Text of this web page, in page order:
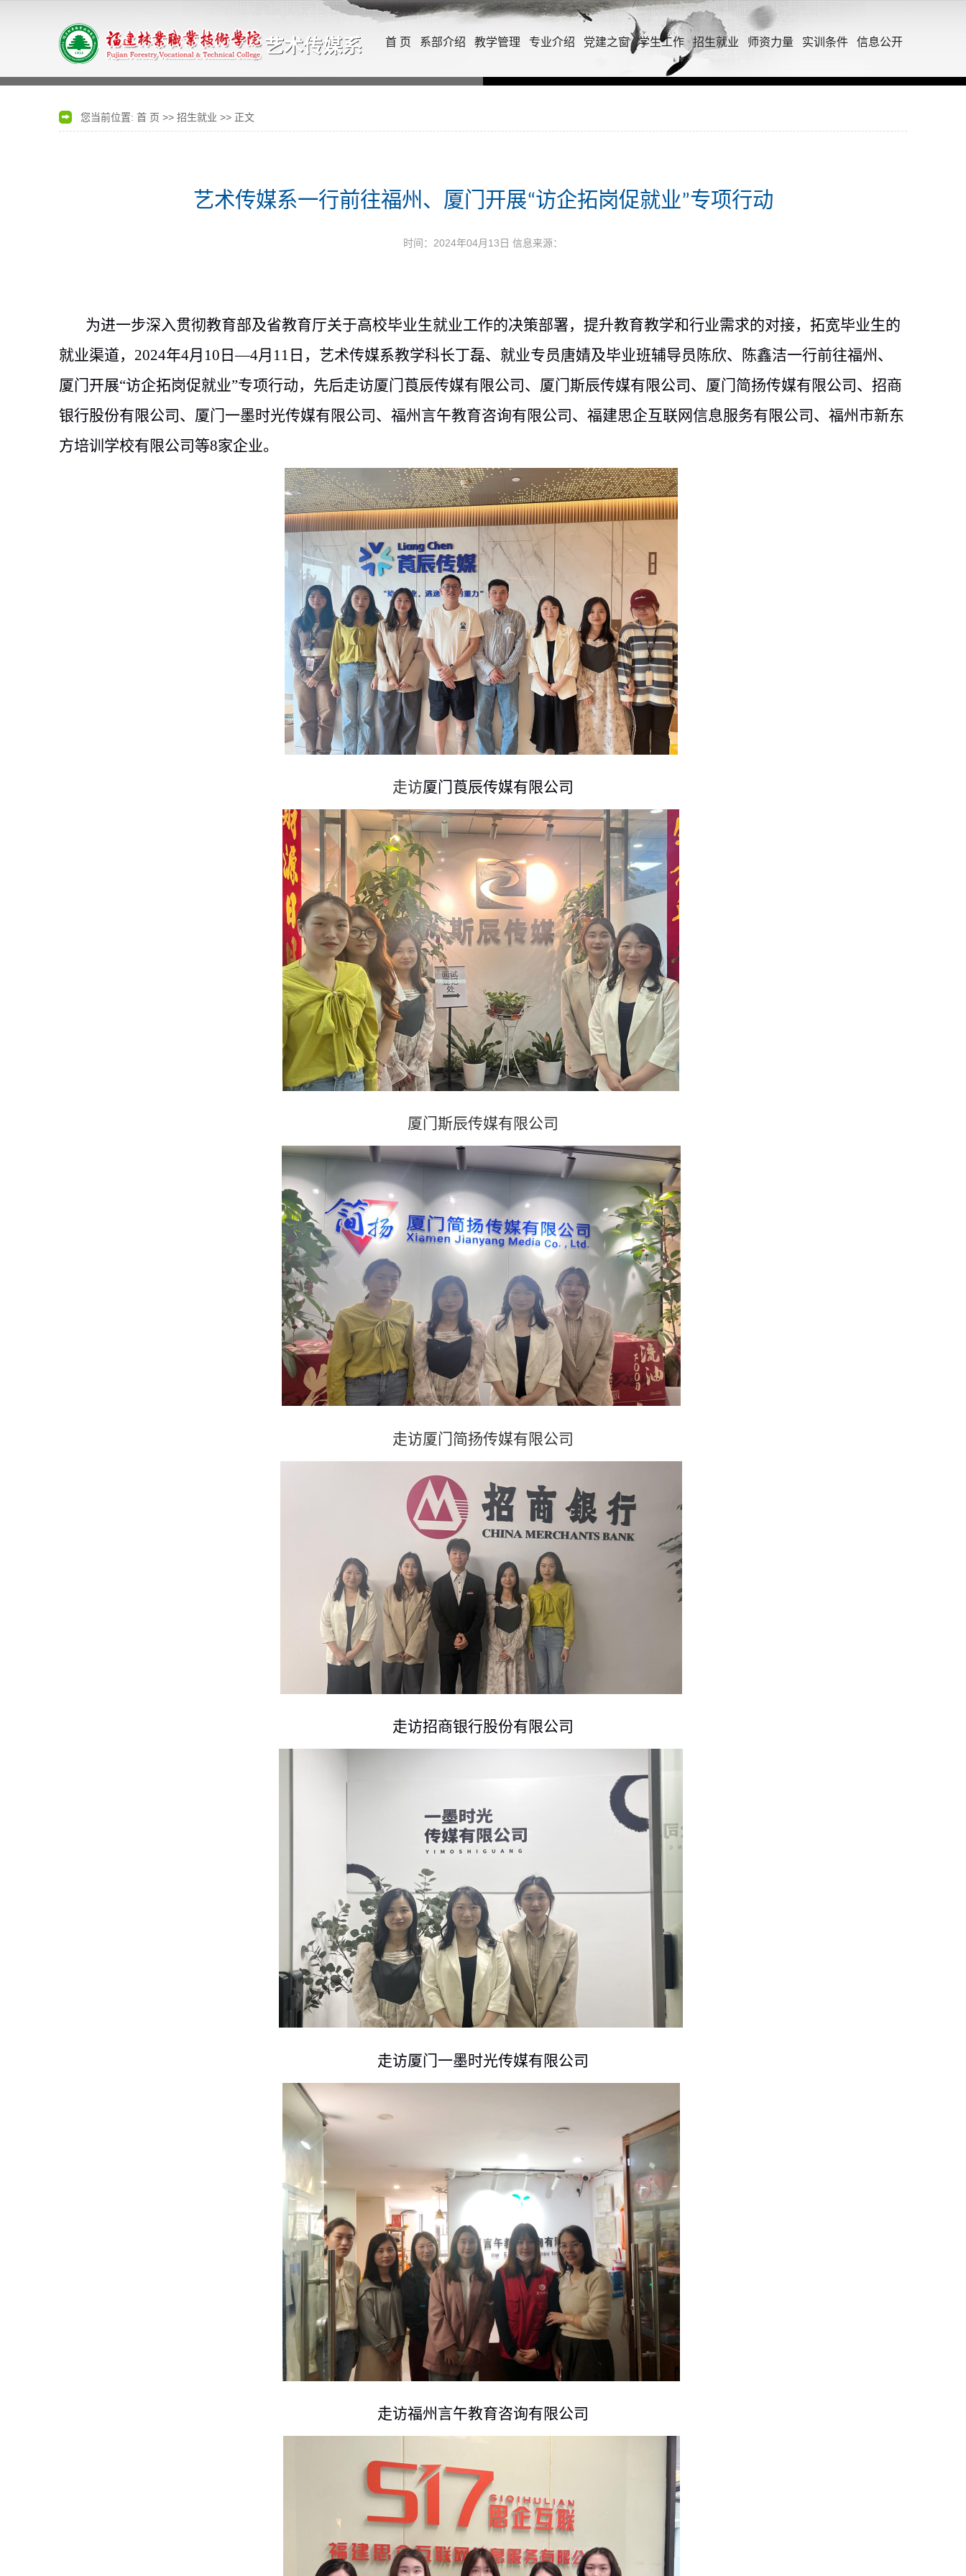
首 页 系部介绍 教学管理 专业介绍 党建之窗 学生工作 招生就业 师资力量 实训条件 信息公开
您当前位置: 首 页 >> 招生就业 >> 正文
艺术传媒系一行前往福州、厦门开展“访企拓岗促就业”专项行动
时间：2024年04月13日 信息来源：
为进一步深入贯彻教育部及省教育厅关于高校毕业生就业工作的决策部署，提升教育教学和行业需求的对接，拓宽毕业生的
就业渠道，2024年4月10日—4月11日，艺术传媒系教学科长丁磊、就业专员唐婧及毕业班辅导员陈欣、陈鑫洁一行前往福州、
厦门开展“访企拓岗促就业”专项行动，先后走访厦门莨辰传媒有限公司、厦门斯辰传媒有限公司、厦门简扬传媒有限公司、招商
银行股份有限公司、厦门一墨时光传媒有限公司、福州言午教育咨询有限公司、福建思企互联网信息服务有限公司、福州市新东
方培训学校有限公司等8家企业。
走访厦门莨辰传媒有限公司
厦门斯辰传媒有限公司
走访厦门简扬传媒有限公司
走访招商银行股份有限公司
走访厦门一墨时光传媒有限公司
走访福州言午教育咨询有限公司